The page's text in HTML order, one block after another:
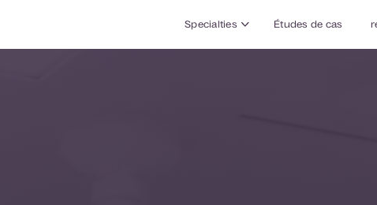
Specialties Études de cas